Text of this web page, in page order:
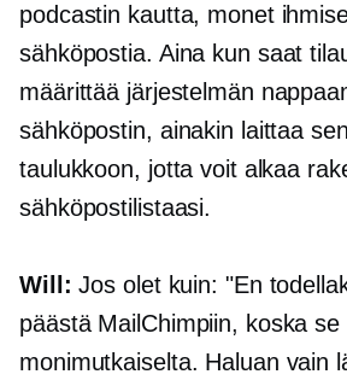
podcastin kautta, monet
sähköpostia. Aina kun saat
määrittää järjestelmän
sähköpostin, ainakin laittaa
taulukkoon, jotta voit alkaa
sähköpostilistaasi.
Will: Jos olet kuin: "En
päästä MailChimpiin, koska
monimutkaiselta. Haluan vain